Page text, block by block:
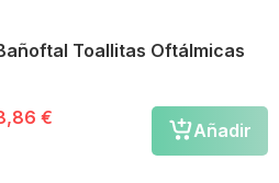
Toallitas Oftálmicas
€
Añadir